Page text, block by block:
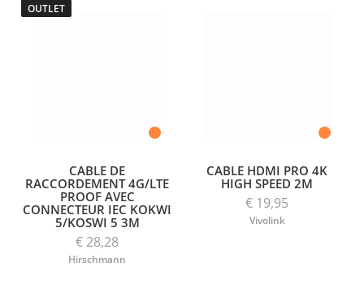
OUTLET
CABLE DE
RACCORDEMENT 4G/LTE
PROOF AVEC
CONNECTEUR IEC KOKWI
5/KOSWI 5 3M
€ 28,28
Hirschmann
CABLE HDMI PRO 4K
HIGH SPEED 2M
€ 19,95
Vivolink